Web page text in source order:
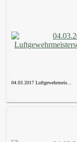
04.03.2017 Luftgewehrmeis...